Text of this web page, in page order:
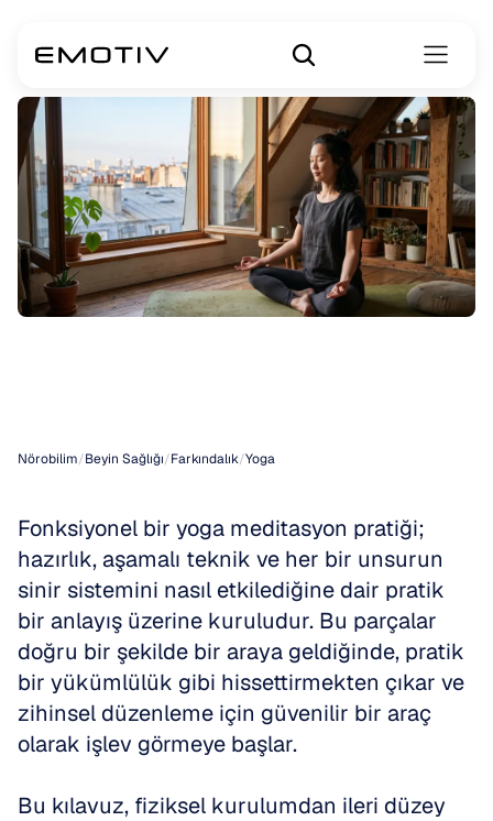
Nörobilim/Beyin Sağlığı/Farkındalık/Yoga
Fonksiyonel bir yoga meditasyon pratiği;
hazırlık, aşamalı teknik ve her bir unsurun
sinir sistemini nasıl etkilediğine dair pratik
bir anlayış üzerine kuruludur. Bu parçalar
doğru bir şekilde bir araya geldiğinde, pratik
bir yükümlülük gibi hissettirmekten çıkar ve
zihinsel düzenleme için güvenilir bir araç
olarak işlev görmeye başlar.
Bu kılavuz, fiziksel kurulumdan ileri düzey